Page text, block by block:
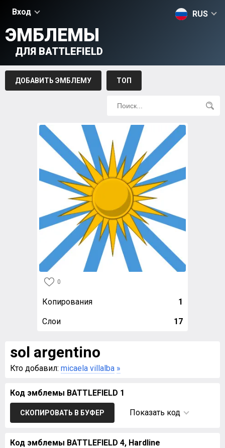
Вход RUS
ЭМБЛЕМЫ
ДЛЯ BATTLEFIELD
ДОБАВИТЬ ЭМБЛЕМУ ТОП
0
Копирования 1
Слои 17
sol argentino
Кто добавил: micaela villalba »
Код эмблемы BATTLEFIELD 1
СКОПИРОВАТЬ В БУФЕР Показать код
Код эмблемы BATTLEFIELD 4, Hardline